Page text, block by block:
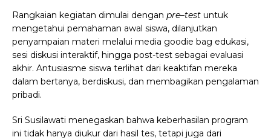
Rangkaian kegiatan dimulai dengan pre–test untuk
mengetahui pemahaman awal siswa, dilanjutkan
penyampaian materi melalui media goodie bag edukasi,
sesi diskusi interaktif, hingga post-test sebagai evaluasi
akhir. Antusiasme siswa terlihat dari keaktifan mereka
dalam bertanya, berdiskusi, dan membagikan pengalaman
pribadi.
Sri Susilawati menegaskan bahwa keberhasilan program
ini tidak hanya diukur dari hasil tes, tetapi juga dari